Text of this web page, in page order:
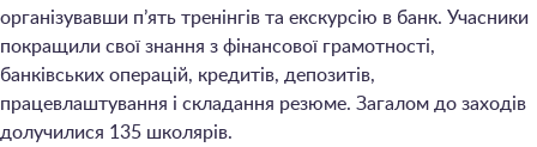
організувавши п’ять тренінгів та екскурсію в банк. Учасники
покращили свої знання з фінансової грамотності,
банківських операцій, кредитів, депозитів,
працевлаштування і складання резюме. Загалом до заходів
долучилися 135 школярів.